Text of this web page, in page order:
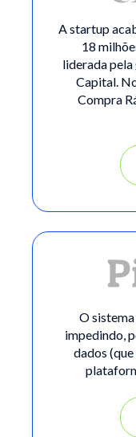
A startup
18
liderada
Capital.
Compra
O sistema
impedindo,
dados